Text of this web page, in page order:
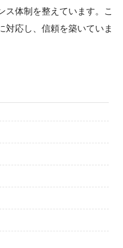
ス体制を整えています。こ
対応し、信頼を築いていま